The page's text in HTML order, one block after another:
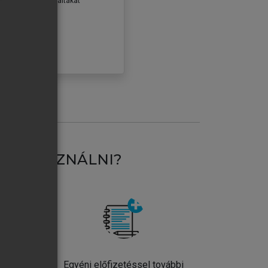
HASZNÁLNI?
Egyéni előfizetéssel további